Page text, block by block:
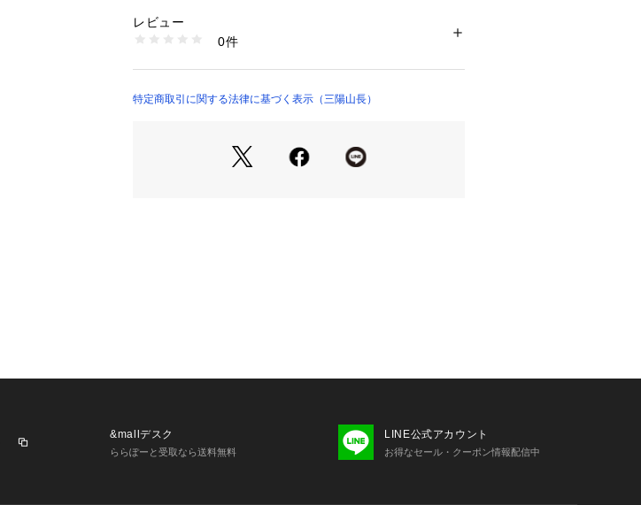
※この商品はサンプルでの撮影を行っています。
生産国：日本製
2160900000568
レビュー
0件
特定商取引に関する法律に基づく表示（三陽山長）
&mallデスク
ららぽーと受取なら送料無料
LINE公式アカウント
お得なセール・クーポン情報配信中